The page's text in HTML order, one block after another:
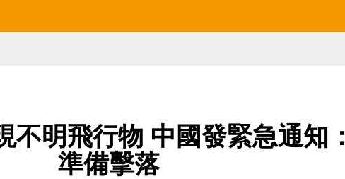
不明飛行物 中國發緊急通知：
準備擊落